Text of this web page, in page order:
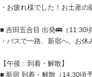
・お疲れ様でした！お土産の
■ 吉田五合目 出発🚌（11:30頃
・バスで一路、新宿へ。お休
【午後：到着・解散】
■ 新宿 到着・解散（14:30頃予